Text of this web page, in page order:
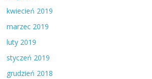
kwiecień 2019
marzec 2019
luty 2019
styczeń 2019
grudzień 2018